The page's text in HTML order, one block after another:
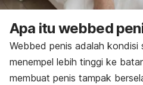
Apa itu webbed
Webbed penis adalah kondisi
menempel lebih tinggi ke
membuat penis tampak